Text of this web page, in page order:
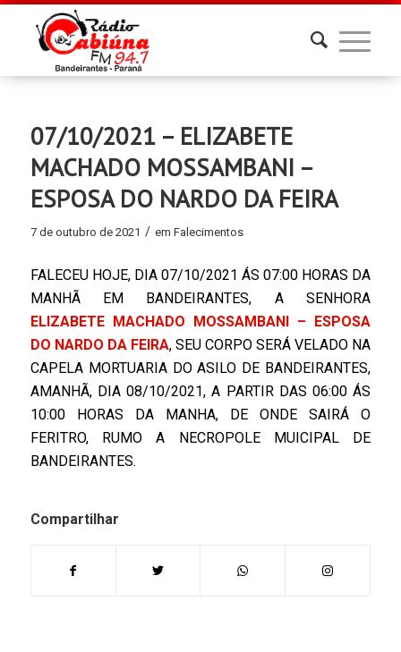
07/10/2021 – ELIZABETE
MACHADO MOSSAMBANI –
ESPOSA DO NARDO DA FEIRA
7 de outubro de 2021 / em Falecimentos
FALECEU HOJE, DIA 07/10/2021 ÁS 07:00 HORAS DA
MANHÃ EM BANDEIRANTES, A SENHORA
ELIZABETE MACHADO MOSSAMBANI – ESPOSA
DO NARDO DA FEIRA, SEU CORPO SERÁ VELADO NA
CAPELA MORTUARIA DO ASILO DE BANDEIRANTES,
AMANHÃ, DIA 08/10/2021, A PARTIR DAS 06:00 ÁS
10:00 HORAS DA MANHA, DE ONDE SAIRÁ O
FERITRO, RUMO A NECROPOLE MUICIPAL DE
BANDEIRANTES.
Compartilhar